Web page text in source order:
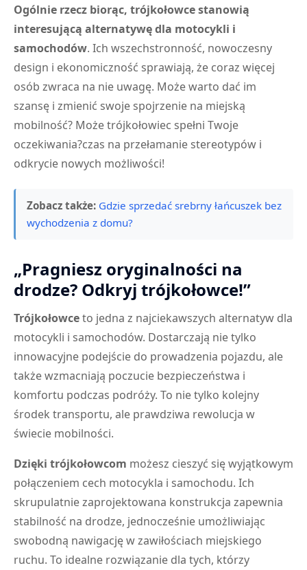
Ogólnie rzecz biorąc, trójkołowce stanowią
interesującą alternatywę dla motocykli i
samochodów. Ich wszechstronność, nowoczesny
design i ekonomiczność sprawiają, że coraz więcej
osób zwraca na nie uwagę. Może warto dać im
szansę i zmienić swoje spojrzenie na miejską
mobilność? Może trójkołowiec spełni Twoje
oczekiwania?czas na przełamanie stereotypów i
odkrycie nowych możliwości!
Zobacz także: Gdzie sprzedać srebrny łańcuszek bez
wychodzenia z domu?
„Pragniesz oryginalności na
drodze? Odkryj trójkołowce!”
Trójkołowceto jedna z najciekawszych alternatyw dla
motocykli i samochodów. Dostarczają nie tylko
innowacyjne podejście do prowadzenia pojazdu, ale
także wzmacniają poczucie bezpieczeństwa i
komfortu podczas podróży. To nie tylko kolejny
środek transportu, ale prawdziwa rewolucja w
świecie mobilności.
Dzięki trójkołowcom możesz cieszyć się wyjątkowym
połączeniem cech motocykla i samochodu. Ich
skrupulatnie zaprojektowana konstrukcja zapewnia
stabilność na drodze, jednocześnie umożliwiając
swobodną nawigację w zawiłościach miejskiego
ruchu. To idealne rozwiązanie dla tych, którzy